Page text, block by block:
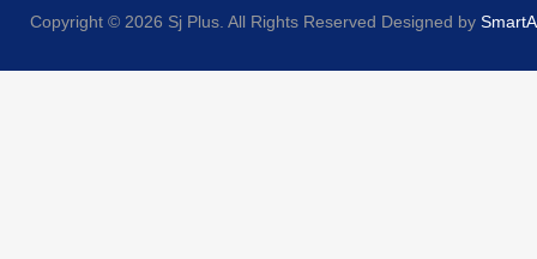
Copyright © 2026 Sj Plus. All Rights Reserved Designed by